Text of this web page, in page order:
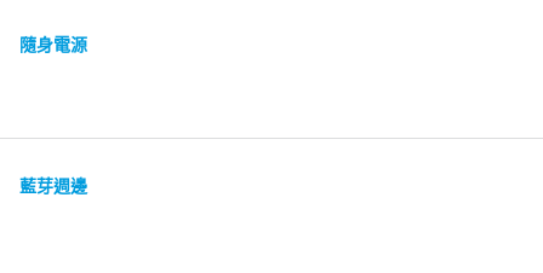
隨身電源
藍芽週邊